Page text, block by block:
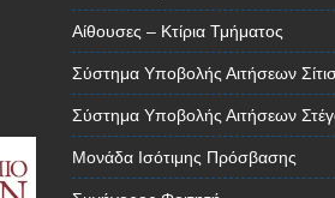
Αίθουσες – Κτίρια Τμήματος
Σύστημα Υποβολής Αιτήσεων
Σύστημα Υποβολής Αιτήσεων
Μονάδα Ισότιμης Πρόσβασης